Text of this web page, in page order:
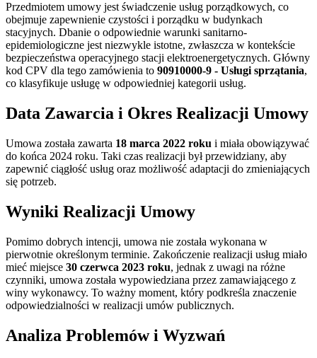
Przedmiotem umowy jest świadczenie usług porządkowych, co
obejmuje zapewnienie czystości i porządku w budynkach
stacyjnych. Dbanie o odpowiednie warunki sanitarno-
epidemiologiczne jest niezwykle istotne, zwłaszcza w kontekście
bezpieczeństwa operacyjnego stacji elektroenergetycznych. Główny
kod CPV dla tego zamówienia to 90910000-9 - Usługi sprzątania,
co klasyfikuje usługę w odpowiedniej kategorii usług.
Data Zawarcia i Okres Realizacji Umowy
Umowa została zawarta 18 marca 2022 roku i miała obowiązywać
do końca 2024 roku. Taki czas realizacji był przewidziany, aby
zapewnić ciągłość usług oraz możliwość adaptacji do zmieniających
się potrzeb.
Wyniki Realizacji Umowy
Pomimo dobrych intencji, umowa nie została wykonana w
pierwotnie określonym terminie. Zakończenie realizacji usług miało
mieć miejsce 30 czerwca 2023 roku, jednak z uwagi na różne
czynniki, umowa została wypowiedziana przez zamawiającego z
winy wykonawcy. To ważny moment, który podkreśla znaczenie
odpowiedzialności w realizacji umów publicznych.
Analiza Problemów i Wyzwań